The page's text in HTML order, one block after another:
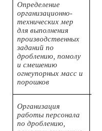
Определение
организационно-
технических мер
для выполнения
производственных
заданий по
дроблению, помолу
и смешению
огнеупорных масс и
порошков
Организация
работы персонала
по дроблению,